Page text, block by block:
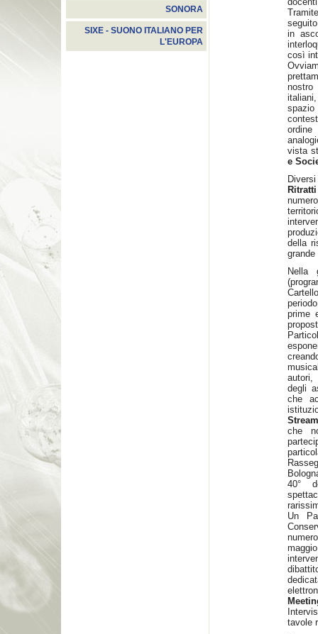
SONORA
SIXE - SUONO ITALIANO PER
L'EUROPA
in
così
nostro
ordine
vista
e
Ritratti
della
grande
Nella
prime
autori,
degli
che
che
40°
Un
tavole